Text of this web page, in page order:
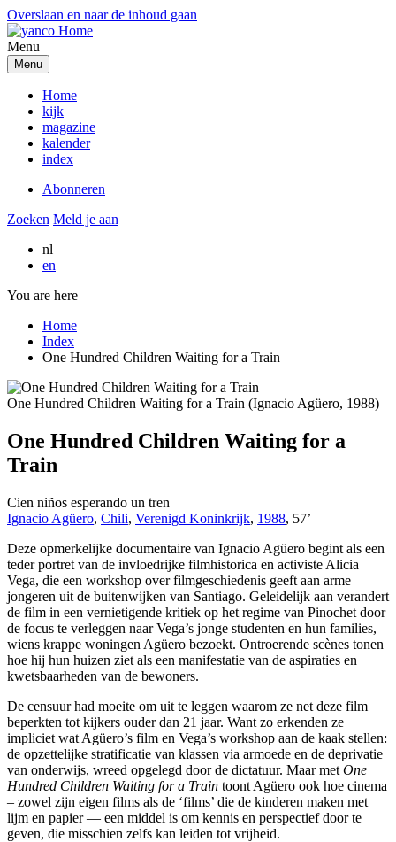
Overslaan en naar de inhoud gaan
Menu
Menu
Home
kijk
magazine
kalender
index
Abonneren
Zoeken Meld je aan
nl
en
You are here
Home
Index
One Hundred Children Waiting for a Train
One Hundred Children Waiting for a Train (Ignacio Agüero, 1988)
One Hundred Children Waiting for a
Train
Cien niños esperando un tren
Ignacio Agüero, Chili, Verenigd Koninkrijk, 1988, 57’
Deze opmerkelijke documentaire van Ignacio Agüero begint als een
teder portret van de invloedrijke filmhistorica en activiste Alicia
Vega, die een workshop over filmgeschiedenis geeft aan arme
jongeren uit de buitenwijken van Santiago. Geleidelijk aan verandert
de film in een vernietigende kritiek op het regime van Pinochet door
de focus te verleggen naar Vega’s jonge studenten en hun families,
wiens krappe woningen Agüero bezoekt. Ontroerende scènes tonen
hoe hij hun huizen ziet als een manifestatie van de aspiraties en
kwetsbaarheden van de bewoners.
De censuur had moeite om uit te leggen waarom ze net deze film
beperkten tot kijkers ouder dan 21 jaar. Want zo erkenden ze
impliciet wat Agüero’s film en Vega’s workshop aan de kaak stellen:
de opzettelijke stratificatie van klassen via armoede en de deprivatie
van onderwijs, wreed opgelegd door de dictatuur. Maar met One
Hundred Children Waiting for a Train toont Agüero ook hoe cinema
– zowel zijn eigen films als de ‘films’ die de kinderen maken met
lijm en papier — een middel is om kennis en perspectief door te
geven, die misschien zelfs kan leiden tot vrijheid.